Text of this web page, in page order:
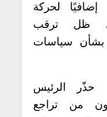
إضافيًا لحركة
في ظل ترقب
بشأن سياسات
حذّر الرئيس
من تراجع